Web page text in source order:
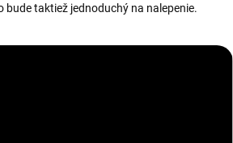
bude taktiež jednoduchý na nalepenie.